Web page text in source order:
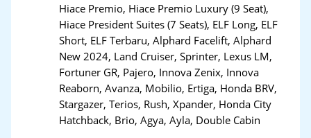
Hiace Premio, Hiace Premio Luxury (9 Seat),
Hiace President Suites (7 Seats), ELF Long, ELF
Short, ELF Terbaru, Alphard Facelift, Alphard
New 2024, Land Cruiser, Sprinter, Lexus LM,
Fortuner GR, Pajero, Innova Zenix, Innova
Reaborn, Avanza, Mobilio, Ertiga, Honda BRV,
Stargazer, Terios, Rush, Xpander, Honda City
Hatchback, Brio, Agya, Ayla, Double Cabin